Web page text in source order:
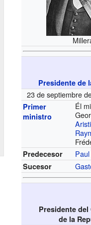
Presidente de
23 de septiembre
Primer
ministro
Él
Predecesor
Sucesor
Presidente
de la